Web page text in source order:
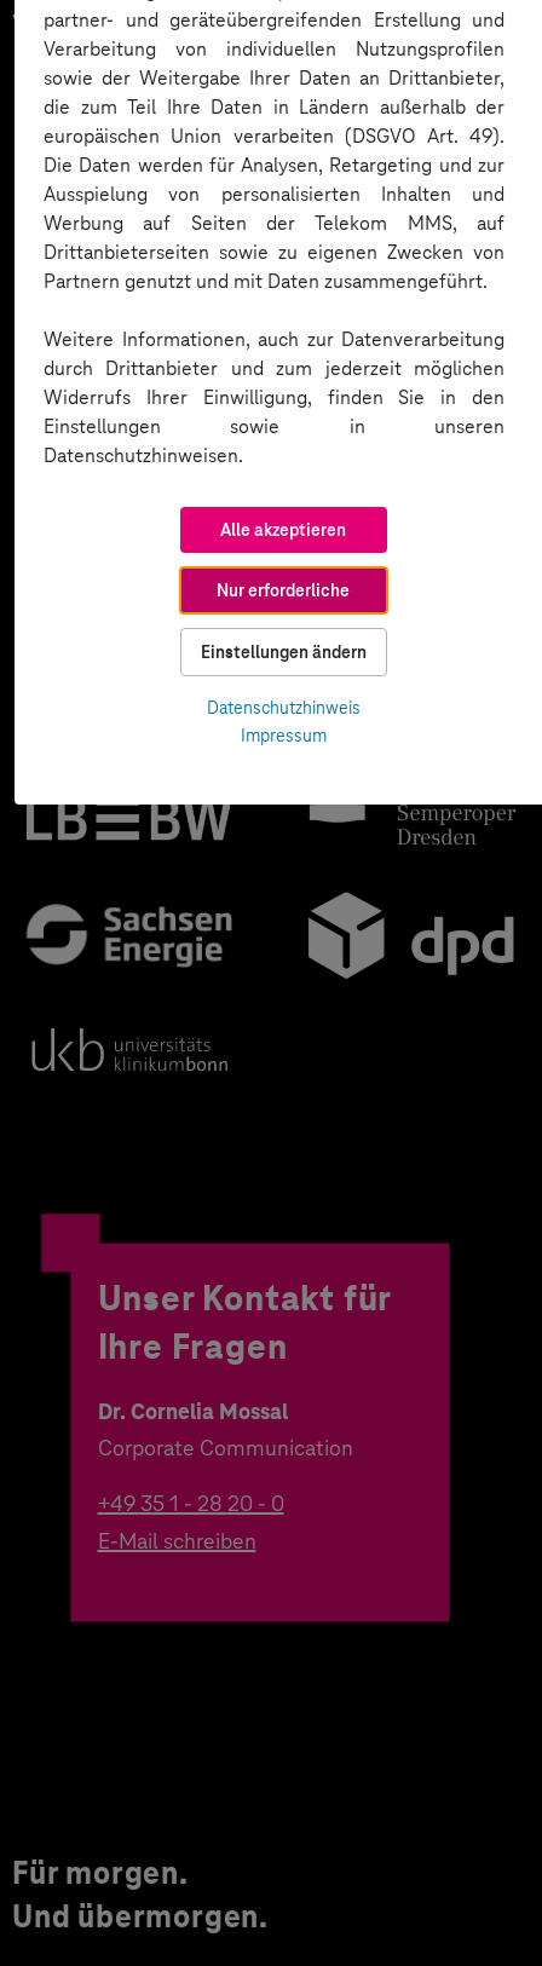
partner- und geräteübergreifenden Erstellung und
Verarbeitung von individuellen Nutzungsprofilen
sowie der Weitergabe Ihrer Daten an Drittanbieter,
die zum Teil Ihre Daten in Ländern außerhalb der
europäischen Union verarbeiten (DSGVO Art. 49).
Die Daten werden für Analysen, Retargeting und zur
Ausspielung von personalisierten Inhalten und
Werbung auf Seiten der Telekom MMS, auf
Drittanbieterseiten sowie zu eigenen Zwecken von
Partnern genutzt und mit Daten zusammengeführt.
Weitere Informationen, auch zur Datenverarbeitung
durch Drittanbieter und zum jederzeit möglichen
Widerrufs Ihrer Einwilligung, finden Sie in den
Einstellungen sowie in unseren
Datenschutzhinweisen.
Alle akzeptieren
Nur erforderliche
Einstellungen ändern
Datenschutzhinweis
Impressum
vertrauen auf unsere
Expertise. Hier eine Auswahl:
Unser Kontakt für
Ihre Fragen
Dr. Cornelia Mossal
Corporate Communication
+49 35 1 - 28 20 - 0
E-Mail schreiben
Für morgen.
Und übermorgen.